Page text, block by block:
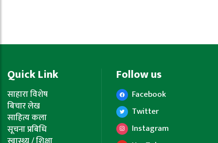
Quick Link
साहारा विशेष
बिचार लेख
साहित्य कला
सूचना प्रबिधि
Follow us
Facebook
Twitter
Instagram